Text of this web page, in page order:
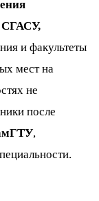
СГАСУ,
и факультеты
мест на
не
после
,